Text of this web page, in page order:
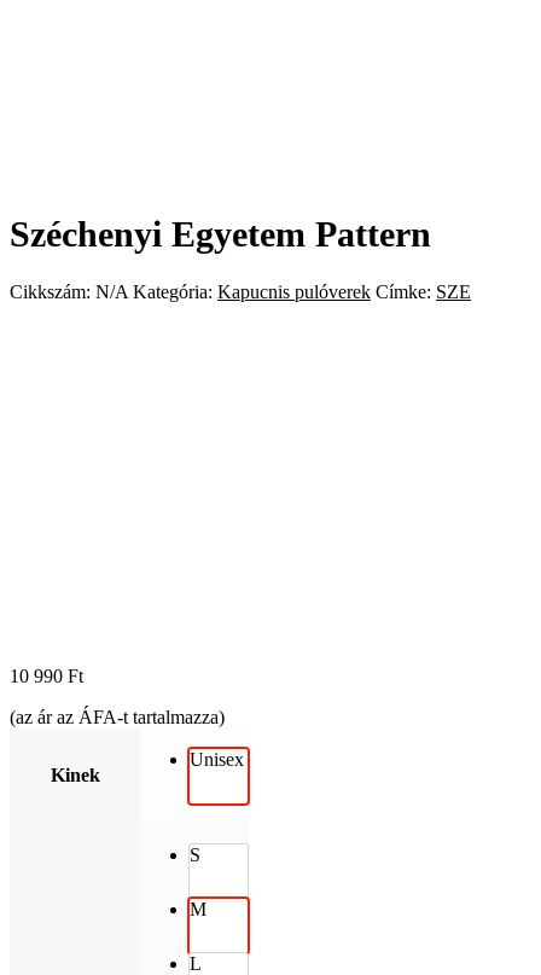
Széchenyi Egyetem Pattern
Cikkszám: N/A Kategória: Kapucnis pulóverek Címke: SZE
10 990 Ft
(az ár az ÁFA-t tartalmazza)
Kinek
Unisex
S
M
L